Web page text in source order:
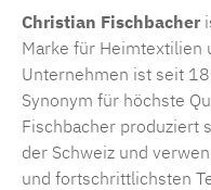
Christian Fischbacher
Marke für Heimtextilien
Unternehmen ist seit
Synonym für höchste
Fischbacher produziert
der Schweiz und
und fortschrittlichsten